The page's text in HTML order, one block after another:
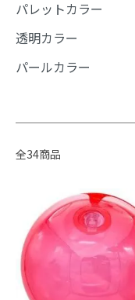
パレットカラー
透明カラー
パールカラー
全34商品